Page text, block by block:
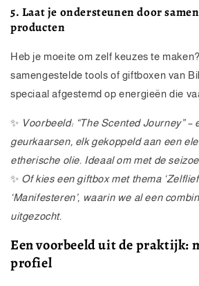
5. Laat je ondersteunen door
producten
Heb je moeite om zelf keuzes te
samengestelde tools of giftboxen van
speciaal afgestemd op energieën die
✨ Voorbeeld: “The Scented Journey” –
geurkaarsen, elk gekoppeld aan een
etherische olie. Ideaal om met de
✨ Of kies een giftbox met thema
‘Manifesteren’, waarin we al een
uitgezocht.
Een voorbeeld uit de praktijk:
profiel